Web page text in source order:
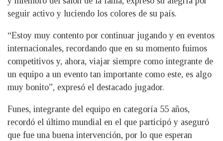
seguir activo y luciendo los colores de su país.
“Estoy muy contento por continuar jugando y en eventos
internacionales, recordando que en su momento fuimos
competitivos y, ahora, viajar siempre como integrante de
un equipo a un evento tan importante como este, es algo
muy bonito”, expresó el destacado jugador.
Funes, integrante del equipo en categoría 55 años,
recordó el último mundial en el que participó y aseguró
que fue una buena intervención, por lo que esperan